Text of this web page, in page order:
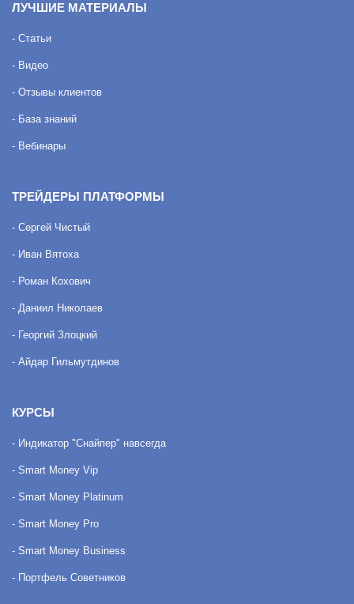
ЛУЧШИЕ МАТЕРИАЛЫ
- Статьи
- Видео
- Отзывы клиентов
- База знаний
- Вебинары
ТРЕЙДЕРЫ ПЛАТФОРМЫ
- Сергей Чистый
- Иван Вятоха
- Роман Кохович
- Даниил Николаев
- Георгий Злоцкий
- Айдар Гильмутдинов
КУРСЫ
- Индикатор "Снайпер" навсегда
- Smart Money Vip
- Smart Money Platinum
- Smart Money Pro
- Smart Money Business
- Портфель Советников